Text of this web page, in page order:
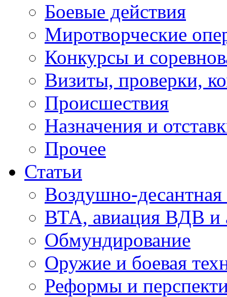
Боевые действия
Миротворческие
Конкурсы и
Визиты, проверки,
Происшествия
Назначения и
Прочее
Статьи
Воздушно-десантная
ВТА, авиация ВДВ и
Обмундирование
Оружие и боевая
Реформы и